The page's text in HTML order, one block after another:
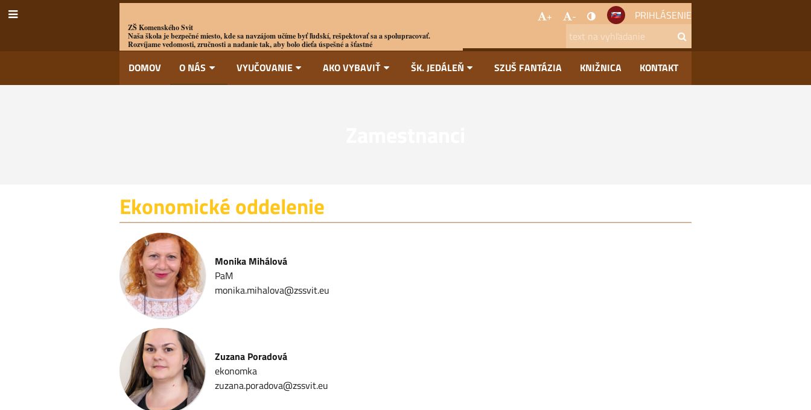
ZŠ Komenského Svit
Naša škola je bezpečné miesto, kde sa navzájom učíme byť ľudskí, rešpektovať sa a spolupracovať.
Rozvíjame vedomosti, zručnosti a nadanie tak, aby bolo dieťa úspešné a šťastné
+ - PRIHLÁSENIE
DOMOV O NÁS VYUČOVANIE AKO VYBAVIŤ ŠK. JEDÁLEŇ SZUŠ FANTÁZIA KNIŽNICA KONTAKT
Zamestnanci
Ekonomické oddelenie
Monika Mihálová
PaM
monika.mihalova@zssvit.eu
Zuzana Poradová
ekonomka
zuzana.poradova@zssvit.eu